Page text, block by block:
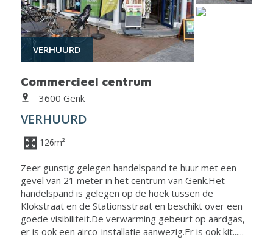
VERHUURD
Commercieel centrum
3600 Genk
VERHUURD
126m²
Zeer gunstig gelegen handelspand te huur met een
gevel van 21 meter in het centrum van Genk.Het
handelspand is gelegen op de hoek tussen de
Klokstraat en de Stationsstraat en beschikt over een
goede visibiliteit.De verwarming gebeurt op aardgas,
er is ook een airco-installatie aanwezig.Er is ook kit......